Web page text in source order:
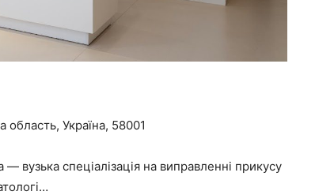
Україна, 58001
вузька спеціалізація на виправленні прикусу